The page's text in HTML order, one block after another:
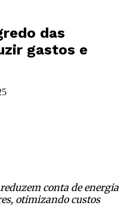
das
gastos e
conta de energia
otimizando custos